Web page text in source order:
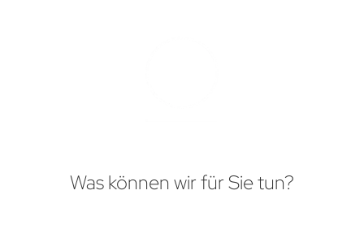
Was können wir für Sie tun?